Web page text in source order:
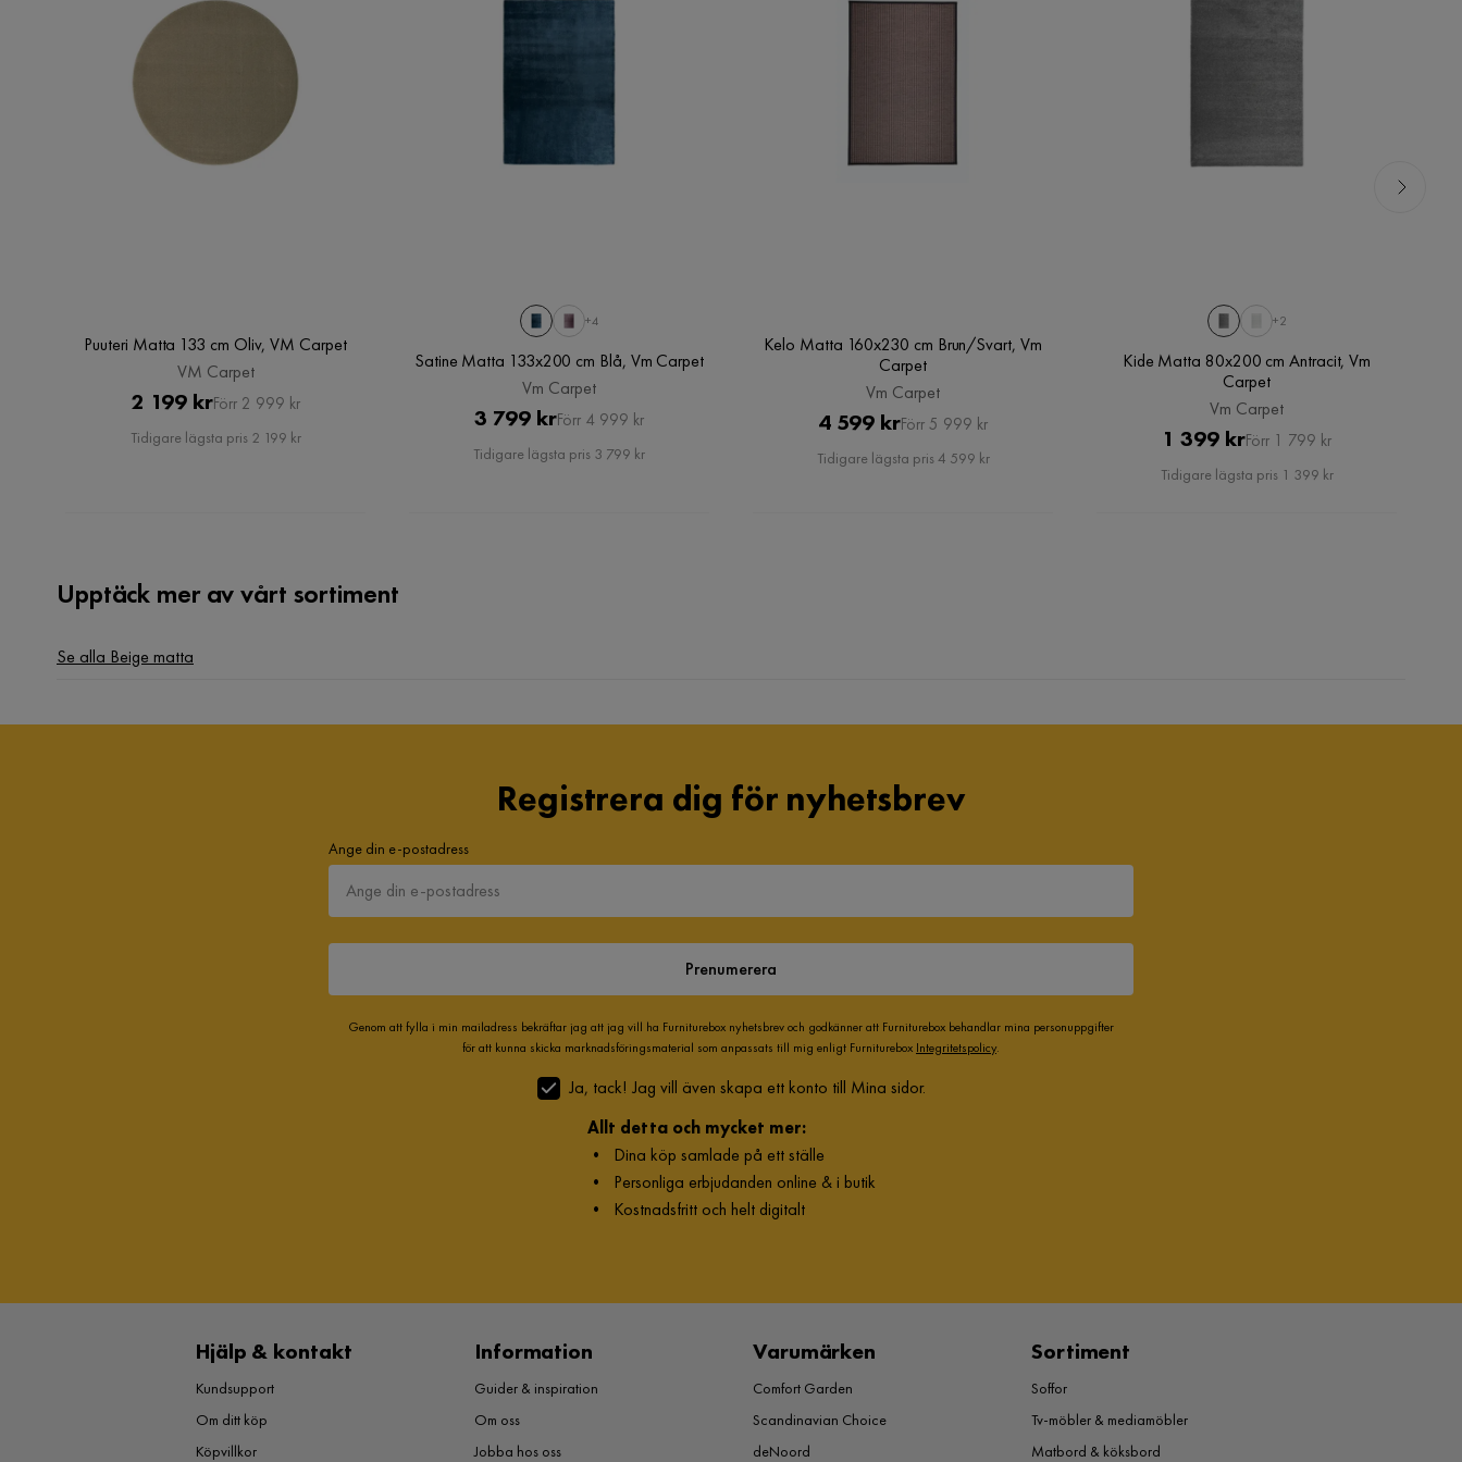
Puuteri Matta 133 cm Oliv, VM Carpet
VM Carpet
Pris
2 199 krOriginal
Pris
Förr 2 999 kr
Tidigare lägsta pris 2 199 kr
+4
Satine Matta 133x200 cm Blå, Vm Carpet
Vm Carpet
Pris
3 799 krOriginal
Pris
Förr 4 999 kr
Tidigare lägsta pris 3 799 kr
Kelo Matta 160x230 cm Brun/Svart, Vm
Carpet
Vm Carpet
Pris
4 599 krOriginal
Pris
Förr 5 999 kr
Tidigare lägsta pris 4 599 kr
+2
Kide Matta 80x200 cm Antracit, Vm
Carpet
Vm Carpet
Pris
1 399 krOriginal
Pris
Förr 1 799 kr
Tidigare lägsta pris 1 399 kr
Upptäck mer av vårt sortiment
Se alla Beige matta
Registrera dig för nyhetsbrev
Ange din e-postadress
Prenumerera
Genom att fylla i min mailadress bekräftar jag att jag vill ha Furniturebox nyhetsbrev och godkänner att Furniturebox behandlar mina personuppgifter
för att kunna skicka marknadsföringsmaterial som anpassats till mig enligt Furniturebox Integritetspolicy.
Ja, tack! Jag vill även skapa ett konto till Mina sidor.
Allt detta och mycket mer:
• Dina köp samlade på ett ställe
• Personliga erbjudanden online & i butik
• Kostnadsfritt och helt digitalt
Hjälp & kontakt
Kundsupport
Om ditt köp
Köpvillkor
Information
Guider & inspiration
Om oss
Jobba hos oss
Varumärken
Comfort Garden
Scandinavian Choice
deNoord
Sortiment
Soffor
Tv-möbler & mediamöbler
Matbord & köksbord